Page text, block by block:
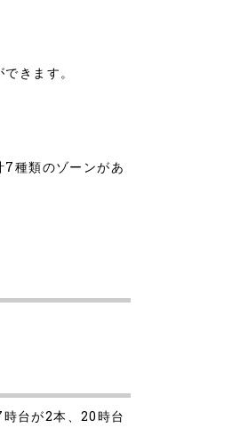
きます。
7種類のゾーンがあ
台が2本、20時台